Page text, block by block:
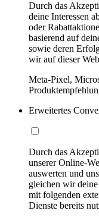
Durch das
deine Interessen
oder
basierend auf
sowie deren
wir auf dieser
Meta-Pixel,
Erweitertes
Durch das
unserer Online-
auswerten und
gleichen wir deine
mit folgenden
Dienste bereits